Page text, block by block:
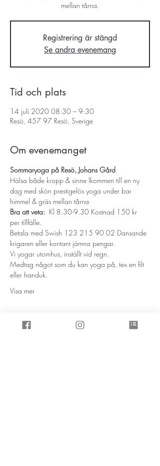
mellan tårna.
Registrering är stängd
Se andra evenemang
Tid och plats
14 juli 2020 08:30 – 9:30
Resö, 457 97 Resö, Sverige
Om evenemanget
Sommaryoga på Resö, Johans Gård
Hälsa både kropp & sinne lkommen till en ny
dag med skön prestigelös yoga under bar
himmel & gräs mellan tårna
Bra att veta: Kl 8.30-9.30 Kostnad 150 kr
per tillfälle.
Betala med Swish 123 215 90 02 Dansande
krigaren eller kontant jämna pengar.
Vi yogar utomhus, inställt vid regn.
Medtag något som du kan yoga på, tex en filt
eller handuk.
Visa mer